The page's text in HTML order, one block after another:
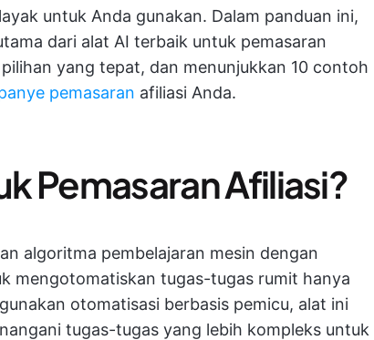
untuk Anda gunakan. Dalam panduan ini,
dari alat AI terbaik untuk pemasaran
yang tepat, dan menunjukkan 10 contoh
pemasaran afiliasi Anda.
Pemasaran Afiliasi?
algoritma pembelajaran mesin dengan
mengotomatiskan tugas-tugas rumit hanya
otomatisasi berbasis pemicu, alat ini
tugas-tugas yang lebih kompleks untuk